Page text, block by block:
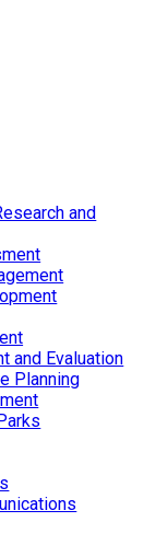
and
and Evaluation
Planning